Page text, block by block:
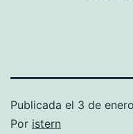
Publicada el 3 de
Por istern